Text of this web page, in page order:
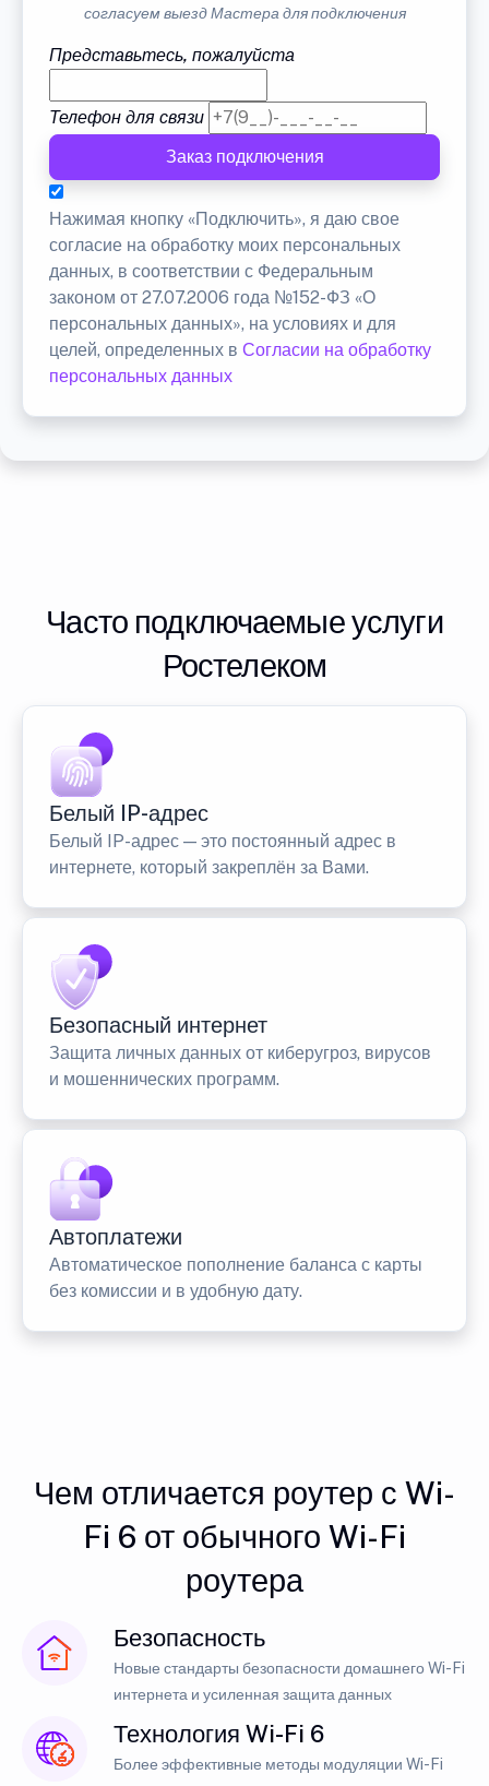
согласуем выезд Мастера для подключения
Представьтесь, пожалуйста
Телефон для связи
Заказ подключения
Нажимая кнопку «Подключить», я даю свое
согласие на обработку моих персональных
данных, в соответствии с Федеральным
законом от 27.07.2006 года №152-ФЗ «О
персональных данных», на условиях и для
целей, определенных в Согласии на обработку
персональных данных
Часто подключаемые услуги
Ростелеком
Белый IP-адрес
Белый IP-адрес — это постоянный адрес в
интернете, который закреплён за Вами.
Безопасный интернет
Защита личных данных от киберугроз, вирусов
и мошеннических программ.
Автоплатежи
Автоматическое пополнение баланса с карты
без комиссии и в удобную дату.
Чем отличается роутер с Wi-
Fi 6 от обычного Wi-Fi
роутера
Безопасность
Новые стандарты безопасности домашнего Wi-Fi
интернета и усиленная защита данных
Технология Wi-Fi 6
Более эффективные методы модуляции Wi-Fi